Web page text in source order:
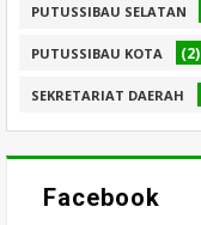
PUTUSSIBAU SELATAN
PUTUSSIBAU KOTA (2)
SEKRETARIAT DAERAH
Facebook